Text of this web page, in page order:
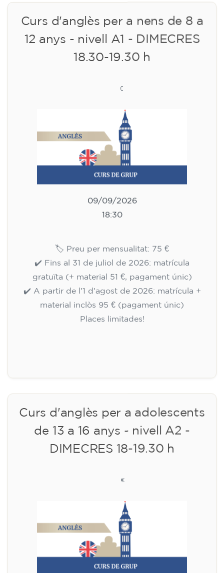
10/09/2026
17:30
🏷️ Preu per mensualitat: 75 €
gratuïta (+ material 51 €, pagament únic)
✔️ A partir de l'1 d'agost de 2026: matrícula +
material inclòs 95 € (pagament únic)
Places limitades!
Curs de preparació al
Cambridge B2 First per a
adolescents de 14 a 18 anys -
DIJOUS 18-19.30 h
10/09/2026
🏷️ Preu per mensualitat: 113 €
✔️ Fins al 31 de juliol de 2026: matrícula
gratuïta (+ material 51 €, pagament únic)
✔️ A partir de l'1 d'agost de 2026: matrícula +
material inclòs 95 € (pagament únic)